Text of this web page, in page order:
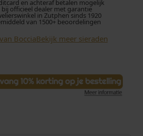
en achteraf betalen mogelijk
bij officieel dealer met garantie
in Zutphen sinds 1920
van 1500+ beoordelingen
BocciaBekijk meer sieraden